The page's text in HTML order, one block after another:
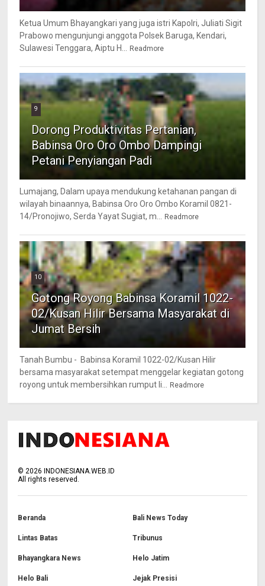
Ketua Umum Bhayangkari yang juga istri Kapolri, Juliati Sigit
Prabowo mengunjungi anggota Polsek Baruga, Kendari,
Sulawesi Tenggara, Aiptu H...
Readmore
9
Dorong Produktivitas Pertanian,
Babinsa Oro Oro Ombo Dampingi
Petani Penyiangan Padi
Lumajang, Dalam upaya mendukung ketahanan pangan di
wilayah binaannya, Babinsa Oro Oro Ombo Koramil 0821-
14/Pronojiwo, Serda Yayat Sugiat, m...
Readmore
10
Gotong Royong Babinsa Koramil 1022-
02/Kusan Hilir Bersama Masyarakat di
Jumat Bersih
Tanah Bumbu - Babinsa Koramil 1022-02/Kusan Hilir
bersama masyarakat setempat menggelar kegiatan gotong
royong untuk membersihkan rumput li...
Readmore
©2026 INDONESIANA.WEB.ID
All rights reserved.
Beranda Bali News Today
Lintas Batas Tribunus
Bhayangkara News Helo Jatim
Helo Bali Jejak Presisi